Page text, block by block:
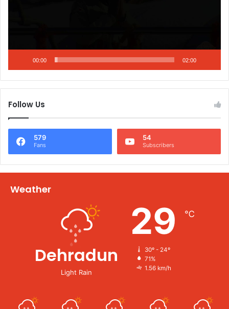
00:00 02:00
Follow Us
579
Fans
54
Subscribers
Weather
Dehradun
Light Rain
29 ℃
30º - 24º
71%
1.56 km/h